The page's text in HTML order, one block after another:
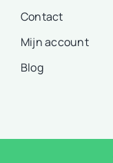
Contact
Mijn account
Blog